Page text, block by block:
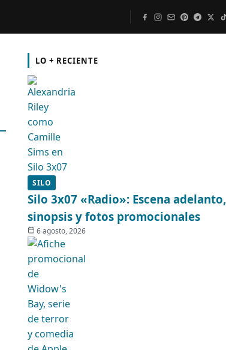
LO + RECIENTE
SILO
Silo 3x07 «Radio»: Escena adelanto,
sinopsis y fotos promocionales
6 agosto, 2026